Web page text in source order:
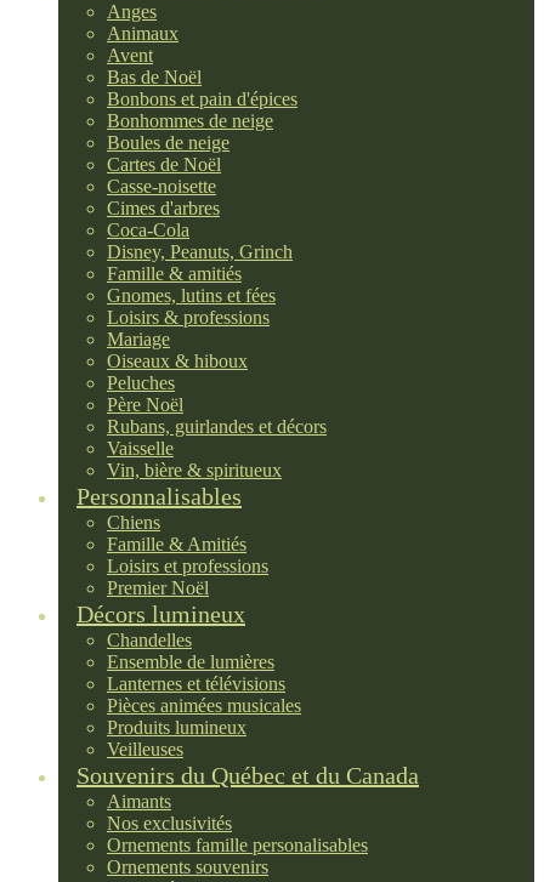
Anges
Animaux
Avent
Bas de Noël
Bonbons et pain d'épices
Bonhommes de neige
Boules de neige
Cartes de Noël
Casse-noisette
Cimes d'arbres
Coca-Cola
Disney, Peanuts, Grinch
Famille & amitiés
Gnomes, lutins et fées
Loisirs & professions
Mariage
Oiseaux & hiboux
Peluches
Père Noël
Rubans, guirlandes et décors
Vaisselle
Vin, bière & spiritueux
Personnalisables
Chiens
Famille & Amitiés
Loisirs et professions
Premier Noël
Décors lumineux
Chandelles
Ensemble de lumières
Lanternes et télévisions
Pièces animées musicales
Produits lumineux
Veilleuses
Souvenirs du Québec et du Canada
Aimants
Nos exclusivités
Ornements famille personalisables
Ornements souvenirs